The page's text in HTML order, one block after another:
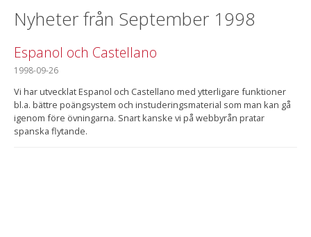
Nyheter från September 1998
Espanol och Castellano
1998-09-26
Vi har utvecklat Espanol och Castellano med ytterligare funktioner
bl.a. bättre poängsystem och instuderingsmaterial som man kan gå
igenom före övningarna. Snart kanske vi på webbyrån pratar
spanska flytande.